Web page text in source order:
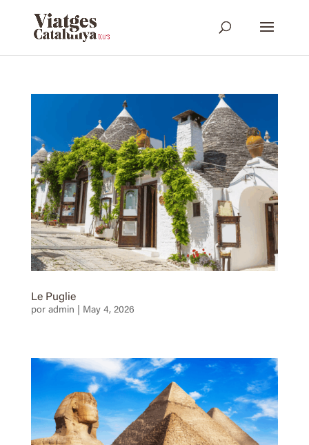
Le Puglie
por admin May 4, 2026